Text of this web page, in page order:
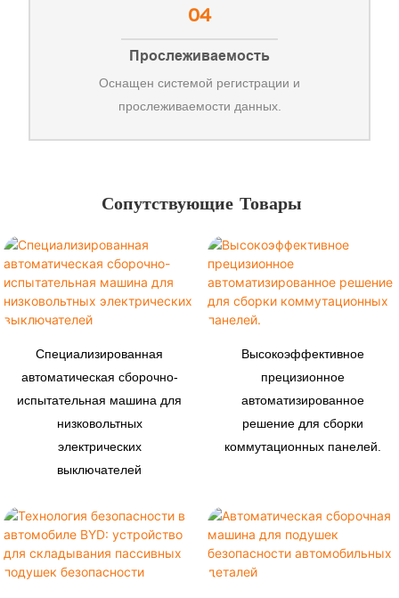
04
Прослеживаемость
Оснащен системой регистрации и
прослеживаемости данных.
Сопутствующие Товары
Специализированная
автоматическая сборочно-
испытательная машина для
низковольтных
электрических
выключателей
Высокоэффективное
прецизионное
автоматизированное
решение для сборки
коммутационных панелей.